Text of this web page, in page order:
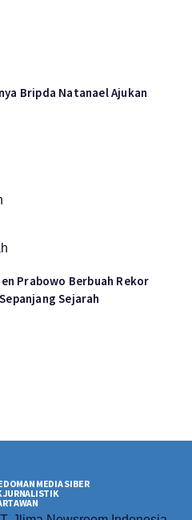
Bripda Natanael Ajukan
Prabowo Berbuah Rekor
Sejarah
MEDIA SIBER
JURNALISTIK